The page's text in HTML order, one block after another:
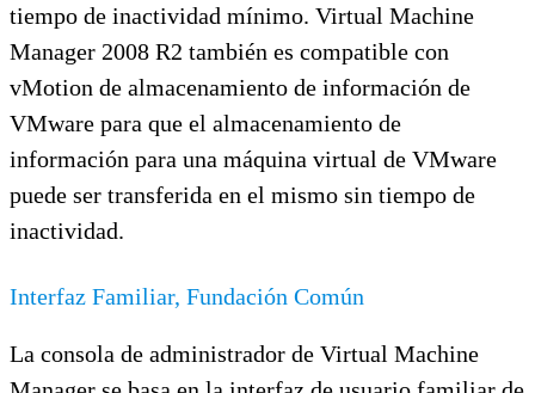
tiempo de inactividad mínimo. Virtual Machine
Manager 2008 R2 también es compatible con
vMotion de almacenamiento de información de
VMware para que el almacenamiento de
información para una máquina virtual de VMware
puede ser transferida en el mismo sin tiempo de
inactividad.
Interfaz Familiar, Fundación Común
La consola de administrador de Virtual Machine